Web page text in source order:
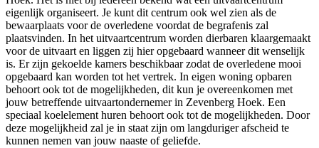
eigenlijk organiseert. Je kunt dit centrum ook wel zien als de
bewaarplaats voor de overledene voordat de begrafenis zal
plaatsvinden. In het uitvaartcentrum worden dierbaren klaargemaakt
voor de uitvaart en liggen zij hier opgebaard wanneer dit wenselijk
is. Er zijn gekoelde kamers beschikbaar zodat de overledene mooi
opgebaard kan worden tot het vertrek. In eigen woning opbaren
behoort ook tot de mogelijkheden, dit kun je overeenkomen met
jouw betreffende uitvaartondernemer in Zevenberg Hoek. Een
speciaal koelelement huren behoort ook tot de mogelijkheden. Door
deze mogelijkheid zal je in staat zijn om langduriger afscheid te
kunnen nemen van jouw naaste of geliefde.